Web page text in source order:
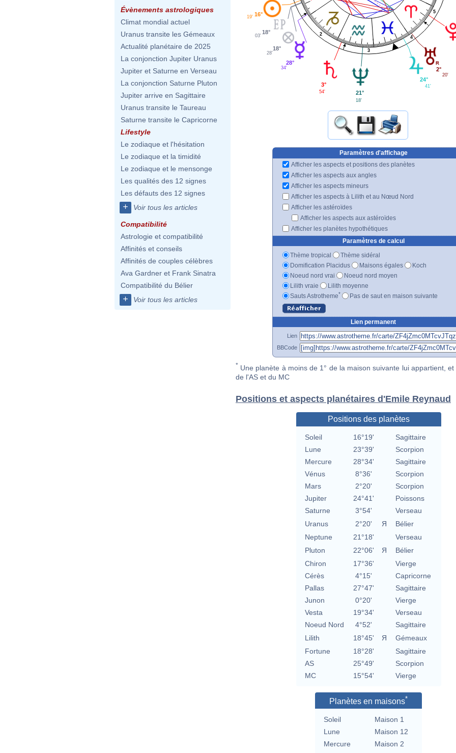
Évènements astrologiques
Climat mondial actuel
Uranus transite les Gémeaux
Actualité planétaire de 2025
La conjonction Jupiter Uranus
Jupiter et Saturne en Verseau
La conjonction Saturne Pluton
Jupiter arrive en Sagittaire
Uranus transite le Taureau
Saturne transite le Capricorne
Lifestyle
Le zodiaque et l'hésitation
Le zodiaque et la timidité
Le zodiaque et le mensonge
Les qualités des 12 signes
Les défauts des 12 signes
+ Voir tous les articles
Compatibilité
Astrologie et compatibilité
Affinités et conseils
Affinités de couples célèbres
Ava Gardner et Frank Sinatra
Compatibilité du Bélier
+ Voir tous les articles
2
3
4
5
16°
19'
18°
03'
18°
28'
28°
34'
3°
54' 21°
18'
24°
41'
2°
20'
Paramètres d'affichage
Afficher les aspects et positions des planètes
Afficher les aspects aux angles
Afficher les aspects mineurs
Afficher les aspects à Lilith et au Nœud Nord
Afficher les astéroïdes
Afficher les aspects aux astéroïdes
Afficher les planètes hypothétiques
Paramètres de calcul
Thème tropical
Thème sidéral
Domification Placidus
Maisons égales
Koch
Noeud nord vrai
Noeud nord moyen
Lilith vraie
Lilith moyenne
Sauts Astrotheme* Pas de saut en maison suivante
Lien permanent
Lien
BBCode
* Une planète à moins de 1° de la maison suivante lui appartient, et
de l'AS et du MC
Positions et aspects planétaires d'Emile Reynaud
Positions des planètes
Soleil 16°19'
Sagittaire
Lune
23°39'
Scorpion
Mercure
28°34'
Sagittaire
Vénus
8°36'
Scorpion
Mars
2°20'
Scorpion
Jupiter
24°41'
Poissons
Saturne
3°54'
Verseau
Uranus
2°20' Я
Bélier
Neptune
21°18'
Verseau
Pluton
22°06' Я
Bélier
Chiron
17°36'
Vierge
Cérès
4°15'
Capricorne
Pallas
27°47'
Sagittaire
Junon
0°20'
Vierge
Vesta
19°34'
Verseau
Noeud Nord
4°52'
Sagittaire
Lilith
18°45' Я
Gémeaux
Fortune
18°28'
Sagittaire
AS
25°49'
Scorpion
MC
15°54' Vierge
Planètes en maisons*
Soleil
Maison 1
Lune
Maison 12
Mercure
Maison 2